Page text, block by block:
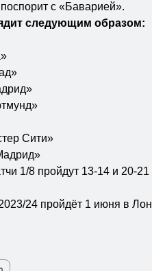
с «Баварией».
следующим образом:
Сити»
1/8 пройдут 13-14 и 20-
24 пройдёт 1 июня в